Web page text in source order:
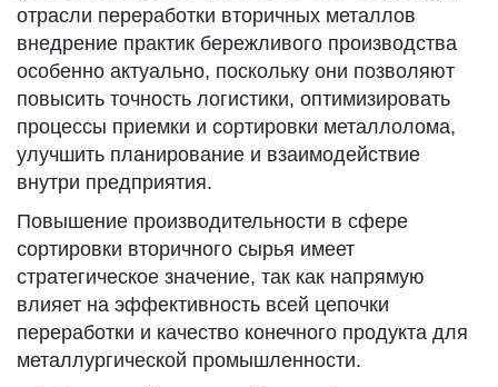
отрасли переработки вторичных металлов
внедрение практик бережливого производства
особенно актуально, поскольку они позволяют
повысить точность логистики, оптимизировать
процессы приемки и сортировки металлолома,
улучшить планирование и взаимодействие
внутри предприятия.
Повышение производительности в сфере
сортировки вторичного сырья имеет
стратегическое значение, так как напрямую
влияет на эффективность всей цепочки
переработки и качество конечного продукта для
металлургической промышленности.